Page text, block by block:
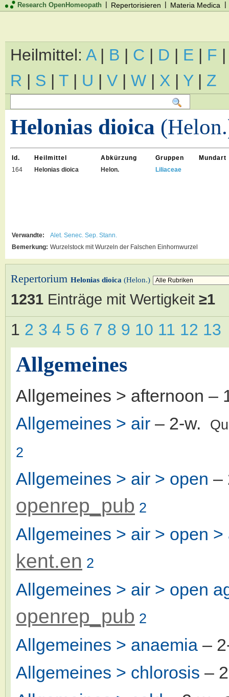
Research OpenHomeopath | Repertorisieren | Materia Medica |
Heilmittel: A| B | C | D | E | F
R | S | T | U | V | W | X | Y| Z
Helonias dioica
Id. Heilmittel Abkürzung Gruppen
Mundart
164
Helonias dioica Helon. Liliaceae
Verwandte: Alet. Senec. Sep. Stann.
Bemerkung: Wurzelstock mit Wurzeln der Falschen Einhornwurzel
Repertorium Helonias dioica (Helon.)
1231 Einträge mit Wertigkeit ≥1
1 2 3 4 5 6 7 8 9 10 11 12 13
Allgemeines
Allgemeines > afternoon –
Allgemeines > air – 2-w.
2
Allgemeines > air > open –
openrep_pub 2
Allgemeines > air > open >
kent.en 2
Allgemeines > air > open
openrep_pub 2
Allgemeines > anaemia –
Allgemeines > chlorosis –